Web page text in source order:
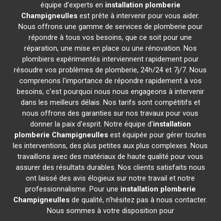
équipe d'experts en installation plomberie
Champigneulles est prête à intervenir pour vous aider.
Nous offrons une gamme de services de plomberie pour
répondre à tous vos besoins, que ce soit pour une
réparation, une mise en place ou une rénovation. Nos
plombiers expérimentés interviennent rapidement pour
résoudre vos problèmes de plomberie, 24h/24 et 7j/7. Nous
comprenons l'importance de répondre rapidement à vos
besoins, c'est pourquoi nous nous engageons à intervenir
dans les meilleurs délais. Nos tarifs sont compétitifs et
nous offrons des garanties sur nos travaux pour vous
donner la paix d'esprit. Notre équipe d'installation
plomberie Champigneulles est équipée pour gérer toutes
les interventions, des plus petites aux plus complexes. Nous
travaillons avec des matériaux de haute qualité pour vous
assurer des résultats durables. Nos clients satisfaits nous
ont laissé des avis élogieux sur notre travail et notre
professionnalisme. Pour une installation plomberie
Champigneulles de qualité, n'hésitez pas à nous contacter.
Nous sommes à votre disposition pour